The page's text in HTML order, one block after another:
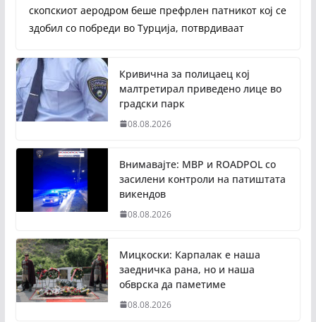
скопскиот аеродром беше префрлен патникот кој се
здобил со побреди во Турција, потврдиваат
Кривична за полицаец кој
малтретирал приведено лице во
градски парк
08.08.2026
Внимавајте: МВР и ROADPOL со
засилени контроли на патиштата
викендов
08.08.2026
Мицкоски: Карпалак е наша
заедничка рана, но и наша
обврска да паметиме
08.08.2026